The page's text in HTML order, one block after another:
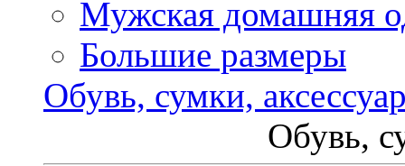
Мужская домашняя
Большие размеры
Обувь, сумки,
Обувь,